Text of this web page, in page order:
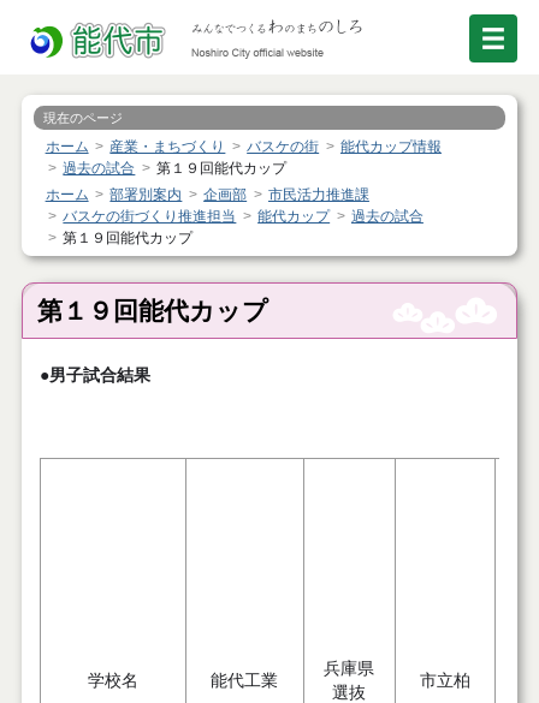
現在のページ
ホーム 産業・まちづくり バスケの街
能代カップ情報
過去の試合
第１９回能代カップ
ホーム
部署別案内 企画部
市民活力推進課
バスケの街づくり推進担当
能代カップ
過去の試合
第１９回能代カップ
第１９回能代カップ
●男子試合結果
学校名 能代工業
兵庫県
選抜
市立柏